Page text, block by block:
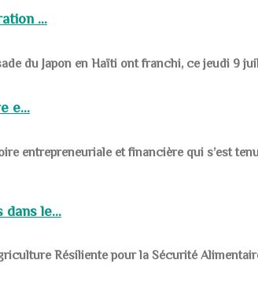
...
du Japon en Haïti ont franchi, ce jeudi 9
e...
entrepreneuriale et financière qui s’est
dans le...
Résiliente pour la Sécurité